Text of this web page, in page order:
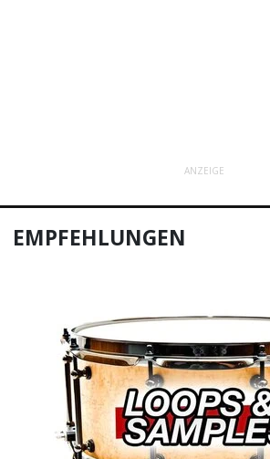
ANZEIGE
EMPFEHLUNGEN